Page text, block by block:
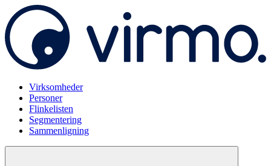
Virksomheder
Personer
Flinkelisten
Segmentering
Sammenligning